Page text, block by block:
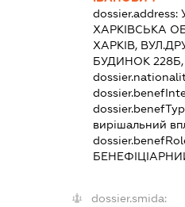
dossier.address:
ХАРКІВСЬКА
ХАРКІВ,
БУДИНОК
вирішальний
dossier.smida: